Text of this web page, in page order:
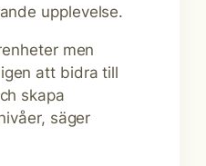
upplevelse.
men
att bidra till
skapa
säger